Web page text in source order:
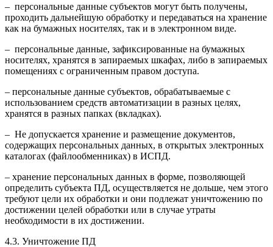
– персональные данные субъектов могут быть получены,
проходить дальнейшую обработку и передаваться на хранение
как на бумажных носителях, так и в электронном виде.
– персональные данные, зафиксированные на бумажных
носителях, хранятся в запираемых шкафах, либо в запираемых
помещениях с ограниченным правом доступа.
– персональные данные субъектов, обрабатываемые с
использованием средств автоматизации в разных целях,
хранятся в разных папках (вкладках).
– Не допускается хранение и размещение документов,
содержащих персональных данных, в открытых электронных
каталогах (файлообменниках) в ИСПД.
– хранение персональных данных в форме, позволяющей
определить субъекта ПД, осуществляется не дольше, чем этого
требуют цели их обработки и они подлежат уничтожению по
достижении целей обработки или в случае утраты
необходимости в их достижении.
4.3. Уничтожение ПД